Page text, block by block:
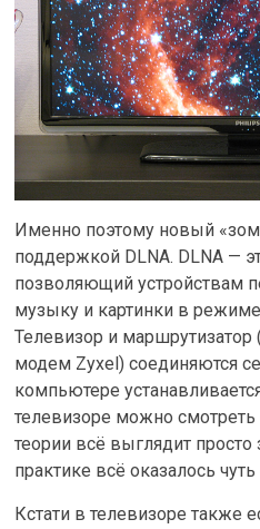
Именно поэтому новый
поддержкой DLNA. DLNA —
позволяющий устройствам
музыку и картинки в
Телевизор и маршрутизатор
модем Zyxel) соединяются
компьютере
телевизоре можно
теории всё выглядит просто
практике всё оказалось
Кстати в телевизоре также